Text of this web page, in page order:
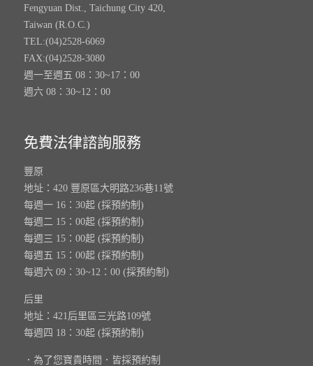
Fengyuan Dist., Taichung City 420,
Taiwan (R.O.C.)
TEL:(04)2528-6069
FAX:(04)2528-3080
週一至週五 08：30~17：00
週六 08：30~12：00
免費法律諮詢服務
豐原
地址：420 豐原區大明路236巷11號
每週一 16：30起 (採預約制)
每週二 15：00起 (採預約制)
每週三 15：00起 (採預約制)
每週五 15：00起 (採預約制)
每週六 09：30~12：00 (採預約制)
后里
地址：421后里區三光路109號
每週四 18：30起 (採預約制)
．為了您寶貴時間．皆採預約制